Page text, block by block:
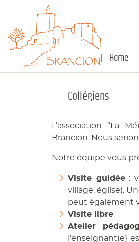
Home
Collégiens
L’association “La
Brancion. Nous
Notre équipe vous
Visite guidée:
village, église).
peut également
Visite libre
Atelier
l’enseignant(e)
Cookies management panel